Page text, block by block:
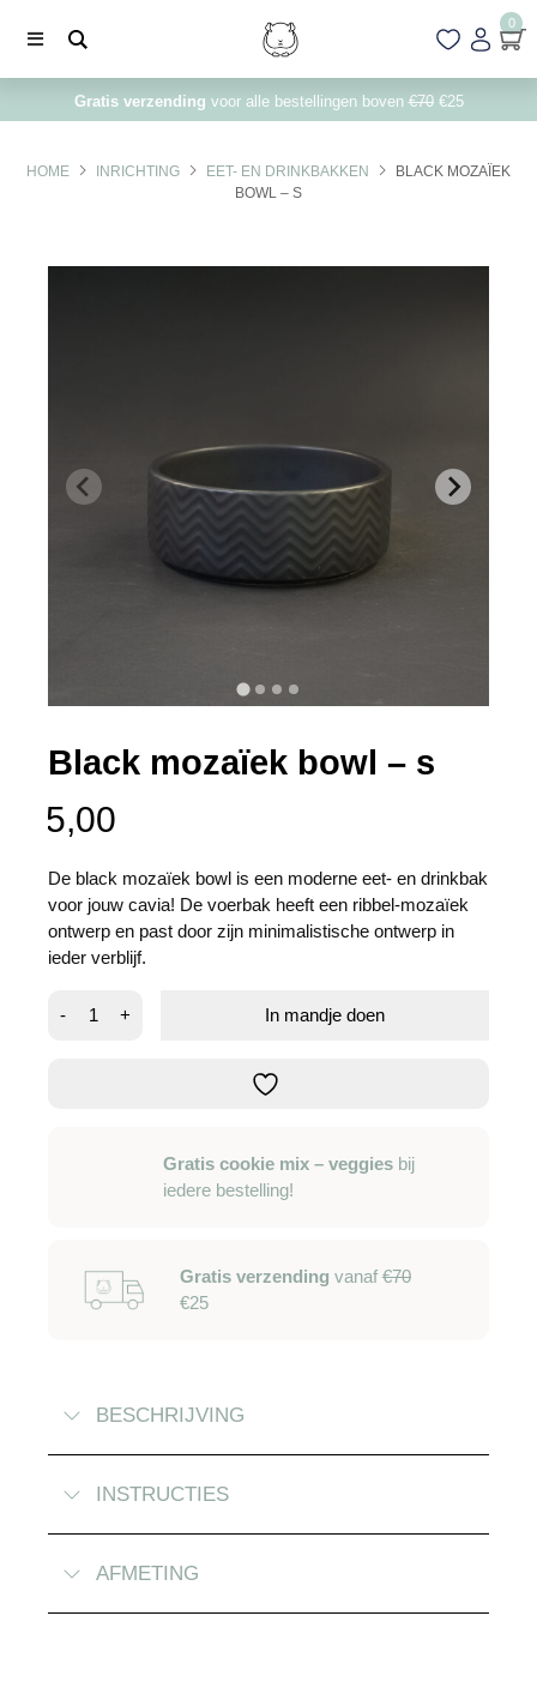
0
Gratis verzending voor alle bestellingen boven€70€25
HOME INRICHTING EET- EN DRINKBAKKEN
BLACK MOZAÏEK
BOWL – S
Black mozaïek bowl – s
5,00
De black mozaïek bowl is een moderne eet- en drinkbak
voor jouw cavia! De voerbak heeft een ribbel-mozaïek
ontwerp en past door zijn minimalistische ontwerp in
ieder verblijf.
-
mozaïek
+ In mandje doen
Gratis cookie mix – veggies bij
iedere bestelling!
Gratis verzending vanaf€70
€25
BESCHRIJVING
INSTRUCTIES
AFMETING